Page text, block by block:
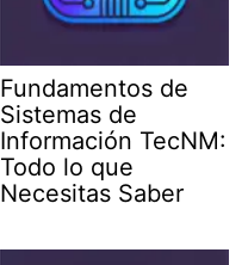
Fundamentos de
Sistemas de
Información TecNM:
Todo lo que
Necesitas Saber